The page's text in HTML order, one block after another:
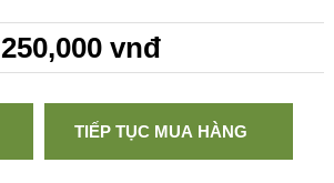
250,000 vnđ
TIẾP TỤC MUA HÀNG